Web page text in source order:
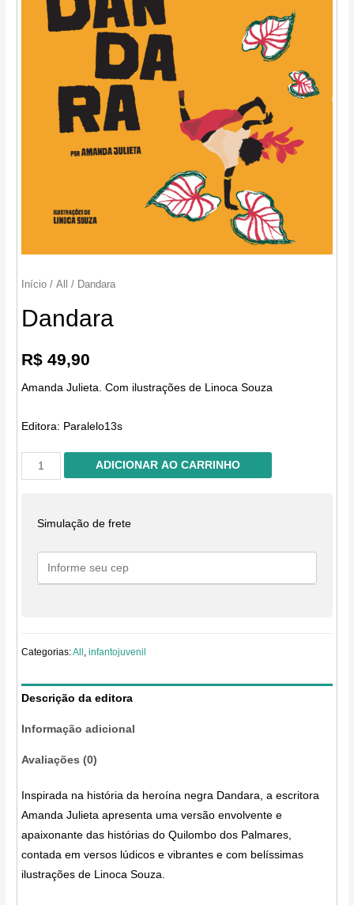
Início /All / Dandara
Dandara
R$ 49,90
Amanda Julieta. Com ilustrações de Linoca Souza
Editora: Paralelo13s
Dandara
quantidade
ADICIONAR AO CARRINHO
Simulação de frete
Categorias:All ,infantojuvenil
Descrição da editora
Informação adicional
Avaliações (0)
Inspirada na história da heroína negra Dandara, a escritora
Amanda Julieta apresenta uma versão envolvente e
apaixonante das histórias do Quilombo dos Palmares,
contada em versos lúdicos e vibrantes e com belíssimas
ilustrações de Linoca Souza.